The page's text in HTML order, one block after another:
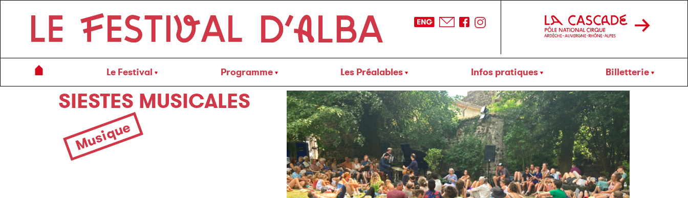
Le Festival Programme Les Préalables Infos pratiques Billetterie
←
SIESTES MUSICALES
Musique